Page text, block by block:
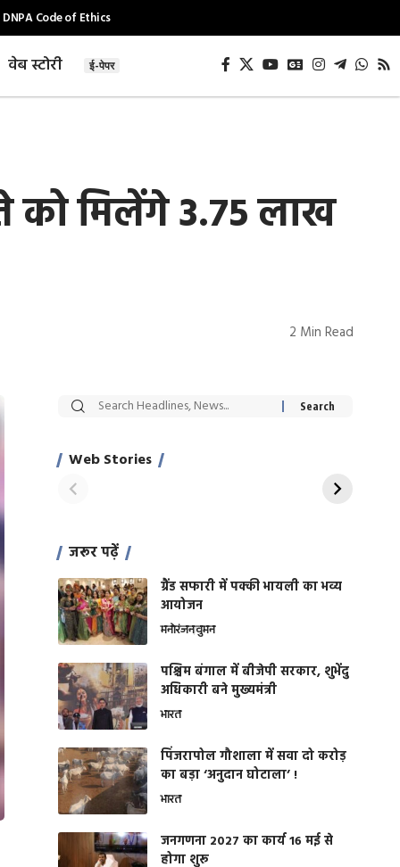
DNPA Code of Ethics
वेब स्टोरी ई-पेपर
को मिलेंगे 3.75 लाख
2 Min Read
Web Stories
सट्टेबाजी में अरेस्ट हुए
साहिल खान
रोज एक कच्चे लहसुन
जरूर पढ़ें
ग्रैंड सफारी में पक्की भायली का भव्य
आयोजन
मनोरंजनवुमन
पश्चिम बंगाल में बीजेपी सरकार, शुभेंदु
अधिकारी बने मुख्यमंत्री
भारत
​पिंजरापोल गौशाला में सवा दो करोड़
का बड़ा ‘अनुदान घोटाला’ !
भारत
जनगणना 2027 का कार्य 16 मई से
होगा शुरू